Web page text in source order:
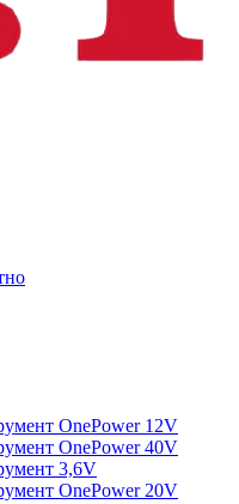
OnePower 12V
OnePower 40V
3,6V
OnePower 20V